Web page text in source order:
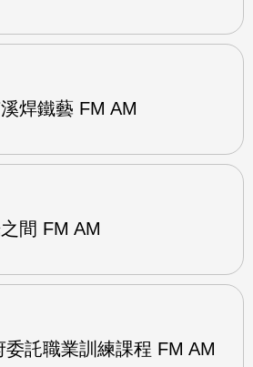
焊鐵藝 FM AM
間 FM AM
委託職業訓練課程 FM AM